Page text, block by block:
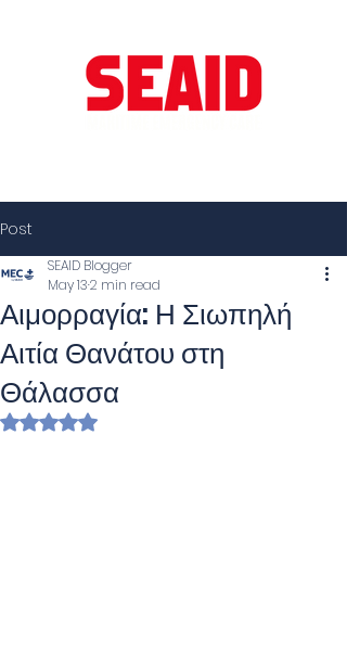
Post
Αιμορραγία: Η Σιωπηλή
Αιτία Θανάτου στη
Θάλασσα
SEAID Blogger
May 132 min read
Rated NaN out of 5 stars.